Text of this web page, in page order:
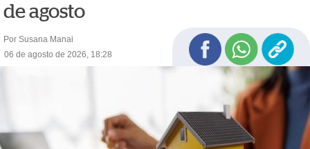
de agosto
Por Susana Manai
06 de agosto de 2026, 18:28